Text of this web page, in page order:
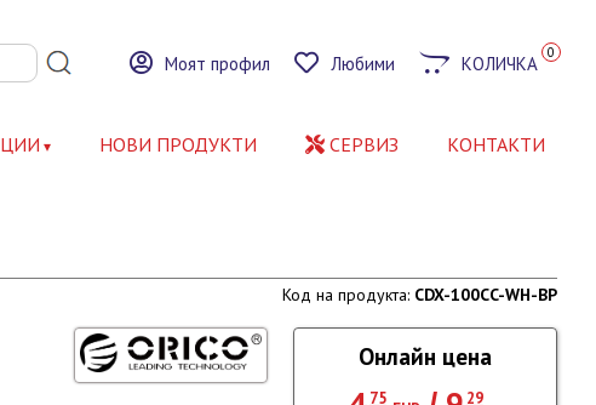
Моят профил Любими КОЛИЧКА 0
НОВИ ПРОДУКТИ СЕРВИЗ КОНТАКТИ
Код на продукта: CDX-100CC-WH-BP
Онлайн цена
75 29